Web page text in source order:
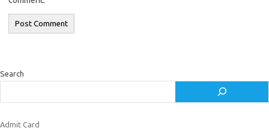
Search
Admit Card